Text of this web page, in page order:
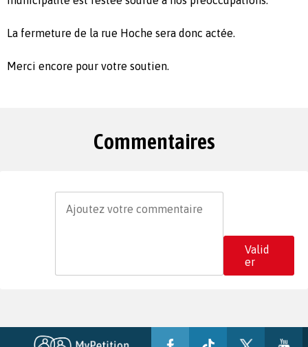
La fermeture de la rue Hoche sera donc actée.
Merci encore pour votre soutien.
Commentaires
Valid
er